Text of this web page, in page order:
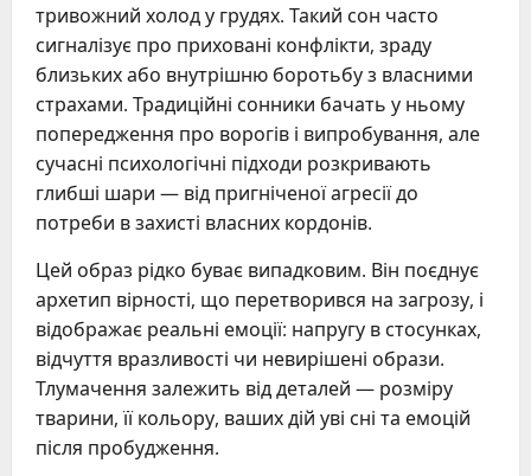
тривожний холод у грудях. Такий сон часто
сигналізує про приховані конфлікти, зраду
близьких або внутрішню боротьбу з власними
страхами. Традиційні сонники бачать у ньому
попередження про ворогів і випробування, але
сучасні психологічні підходи розкривають
глибші шари — від пригніченої агресії до
потреби в захисті власних кордонів.
Цей образ рідко буває випадковим. Він поєднує
архетип вірності, що перетворився на загрозу, і
відображає реальні емоції: напругу в стосунках,
відчуття вразливості чи невирішені образи.
Тлумачення залежить від деталей — розміру
тварини, її кольору, ваших дій уві сні та емоцій
після пробудження.